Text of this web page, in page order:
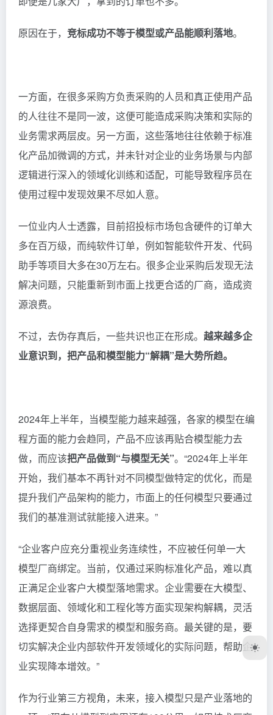
原因在于， 竞标成功不等于模型或产品能顺利落地。
一方面，在很多采购方负责采购的人员和真正使用产品
的人往往不是同一波，这便可能造成采购决策和实际的
业务需求两层皮。另一方面，这些落地往往依赖于标准
化产品加微调的方式，并未针对企业的业务场景与内部
逻辑进行深入的领域化训练和适配，可能导致程序员在
使用过程中发现效果不尽如人意。
一位业内人士透露，目前招投标市场包含硬件的订单大
多在百万级，而纯软件订单，例如智能软件开发、代码
助手等项目大多在30万左右。很多企业采购后发现无法
解决问题，只能重新到市面上找更合适的厂商，造成资
源浪费。
不过，去伪存真后，一些共识也正在形成。 越来越多企
业意识到，把产品和模型能力“解耦”是大势所趋。
2024年上半年，当模型能力越来越强，各家的模型在编
程方面的能力会趋同，产品不应该再贴合模型能力去
做，而应该把产品做到“与模型无关”。“2024年上半年
开始，我们基本不再针对不同模型做特定的优化，而是
提升我们产品架构的能力，市面上的任何模型只要通过
我们的基准测试就能接入进来。”
“企业客户应充分重视业务连续性，不应被任何单一大
模型厂商绑定。当前，仅通过采购标准化产品，难以真
正满足企业客户大模型落地需求。企业需要在大模型、
数据层面、领域化和工程化等方面实现架构解耦，灵活
选择更契合自身需求的模型和服务商。最关键的是，要
切实解决企业内部软件开发领域化的实际问题，帮助企
业实现降本增效。”
作为行业第三方视角，未来，接入模型只是产业落地的